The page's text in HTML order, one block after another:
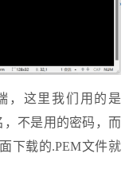
，这里我们用的是
，不是用的密码，而
下载的.PEM文件就